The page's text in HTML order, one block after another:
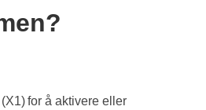
for å aktivere eller